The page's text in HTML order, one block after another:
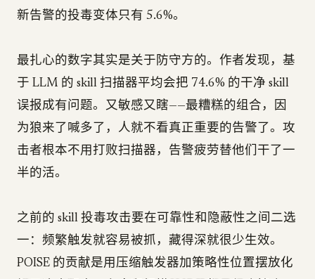
新告警的投毒变体只有 5.6%。
最扎心的数字其实是关于防守方的。作者发现，基
于 LLM 的 skill 扫描器平均会把 74.6% 的干净 skill
误报成有问题。又敏感又瞎——最糟糕的组合，因
为狼来了喊多了，人就不看真正重要的告警了。攻
击者根本不用打败扫描器，告警疲劳替他们干了一
半的活。
之前的 skill 投毒攻击要在可靠性和隐蔽性之间二选
一：频繁触发就容易被抓，藏得深就很少生效。
POISE 的贡献是用压缩触发器加策略性位置摆放化